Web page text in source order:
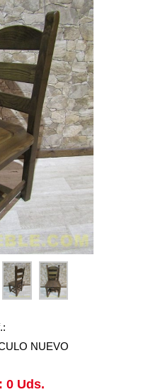
NUEVO
0 Uds.